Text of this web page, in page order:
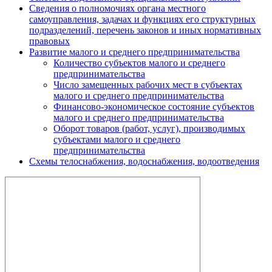
Сведения о полномочиях органа местного
самоуправления, задачах и функциях его структурных
подразделений, перечень законов и иных нормативных
правовых
Развитие малого и среднего предпринимательства
Количество субъектов малого и среднего
предпринимательства
Число замещенных рабочих мест в субъектах
малого и среднего предпринимательства
Финансово-экономическое состояние субъектов
малого и среднего предпринимательства
Оборот товаров (работ, услуг), производимых
субъектами малого и среднего
предпринимательства
Схемы телоснабжения, водоснабжения, водоотведения